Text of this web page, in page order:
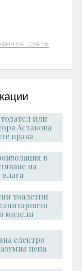
НА ПОКРИВ
или
Астакова
права
в
на
тоалетни
модели
електро
цена